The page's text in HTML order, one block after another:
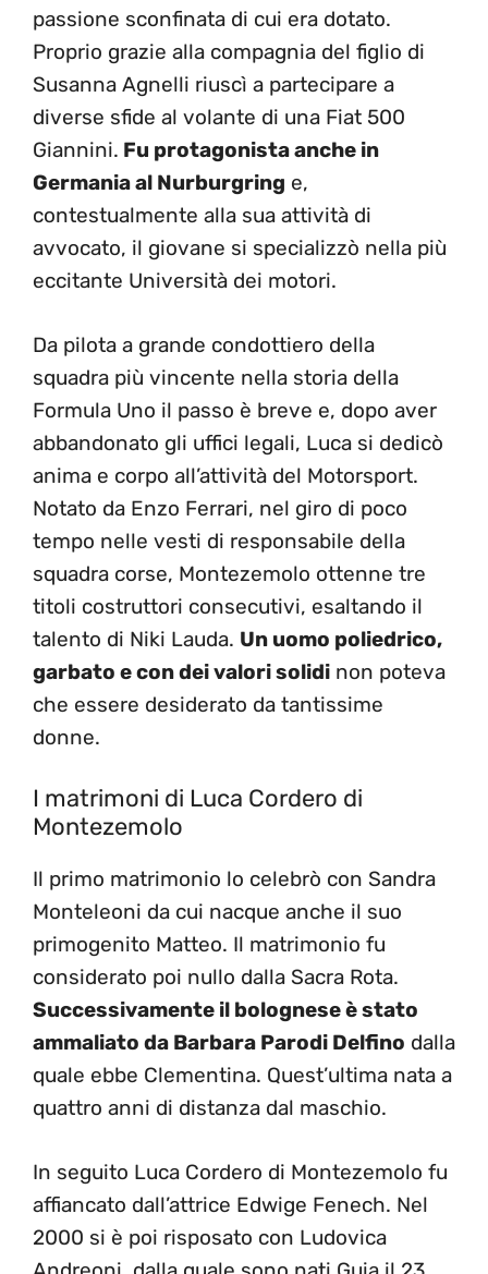
passione sconfinata di cui era dotato.
Proprio grazie alla compagnia del figlio di
Susanna Agnelli riuscì a partecipare a
diverse sfide al volante di una Fiat 500
Giannini. Fu protagonista anche in
Germania al Nurburgring e,
contestualmente alla sua attività di
avvocato, il giovane si specializzò nella più
eccitante Università dei motori.
Da pilota a grande condottiero della
squadra più vincente nella storia della
Formula Uno il passo è breve e, dopo aver
abbandonato gli uffici legali, Luca si dedicò
anima e corpo all’attività del Motorsport.
Notato da Enzo Ferrari, nel giro di poco
tempo nelle vesti di responsabile della
squadra corse, Montezemolo ottenne tre
titoli costruttori consecutivi, esaltando il
talento di Niki Lauda. Un uomo poliedrico,
garbato e con dei valori solidi non poteva
che essere desiderato da tantissime
donne.
I matrimoni di Luca Cordero di
Montezemolo
Il primo matrimonio lo celebrò con Sandra
Monteleoni da cui nacque anche il suo
primogenito Matteo. Il matrimonio fu
considerato poi nullo dalla Sacra Rota.
Successivamente il bolognese è stato
ammaliato da Barbara Parodi Delfino dalla
quale ebbe Clementina. Quest’ultima nata a
quattro anni di distanza dal maschio.
In seguito Luca Cordero di Montezemolo fu
affiancato dall’attrice Edwige Fenech. Nel
2000 si è poi risposato con Ludovica